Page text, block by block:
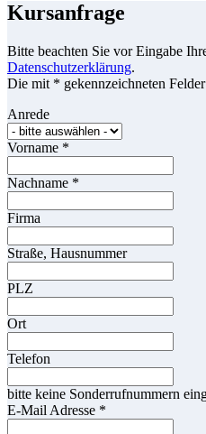
Kursanfrage
Bitte beachten Sie vor Eingabe
Datenschutzerklärung.
Die mit * gekennzeichneten
Anrede
Vorname *
Nachname *
Firma
Straße, Hausnummer
PLZ
Ort
Telefon
bitte keine Sonderrufnummern
E-Mail Adresse *